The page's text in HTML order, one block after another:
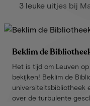
3 leuke uitjes bij
Beklim de
Het is tijd om Leuven
bekijken! Beklim de
universiteitsbibliotheek
over de turbulente